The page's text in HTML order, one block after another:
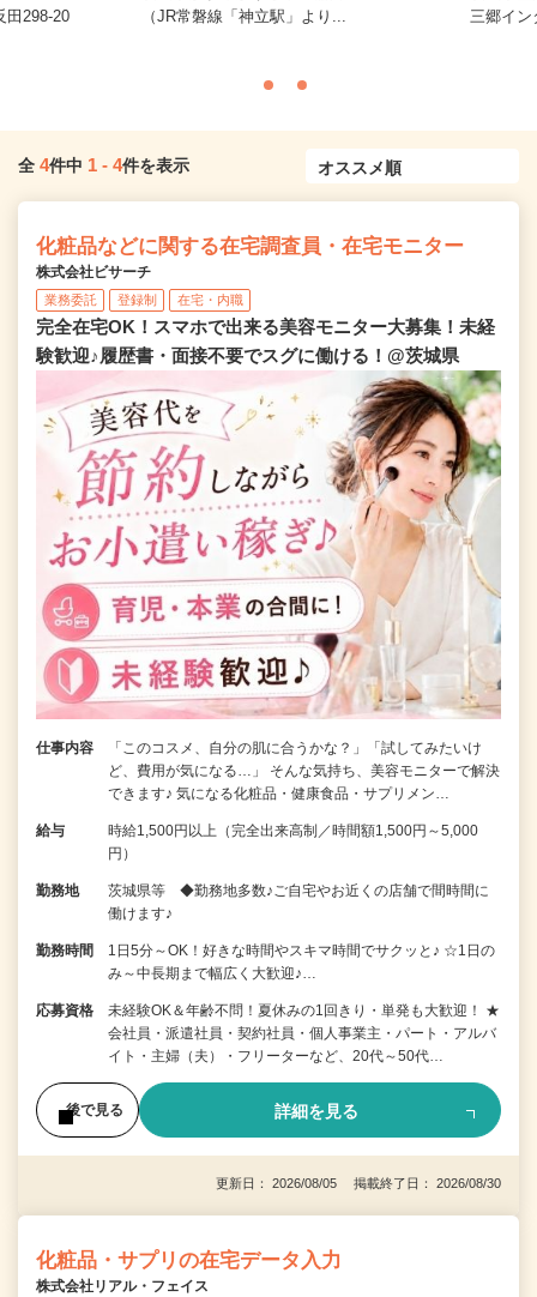
田298-20
（JR常磐線「神立駅」より...
三郷イ
全 4件中 1 - 4件を表示
化粧品などに関する在宅調査員・在宅モニター
株式会社ビサーチ
業務委託 登録制 在宅・内職
完全在宅OK！スマホで出来る美容モニター大募集！未経
験歓迎♪履歴書・面接不要でスグに働ける！@茨城県
仕事内容
「このコスメ、自分の肌に合うかな？」「試してみたいけ
ど、費用が気になる…」 そんな気持ち、美容モニターで解決
できます♪ 気になる化粧品・健康食品・サプリメン…
給与
時給1,500円以上（完全出来高制／時間額1,500円～5,000
円）
勤務地
茨城県等 ◆勤務地多数♪ご自宅やお近くの店舗で間時間に
働けます♪
勤務時間
1日5分～OK！好きな時間やスキマ時間でサクッと♪ ☆1日の
み～中長期まで幅広く大歓迎♪…
応募資格
未経験OK＆年齢不問！夏休みの1回きり・単発も大歓迎！ ★
会社員・派遣社員・契約社員・個人事業主・パート・アルバ
イト・主婦（夫）・フリーターなど、20代～50代…
後で見る 詳細を見る
更新日： 2026/08/05 掲載終了日： 2026/08/30
化粧品・サプリの在宅データ入力
株式会社リアル・フェイス